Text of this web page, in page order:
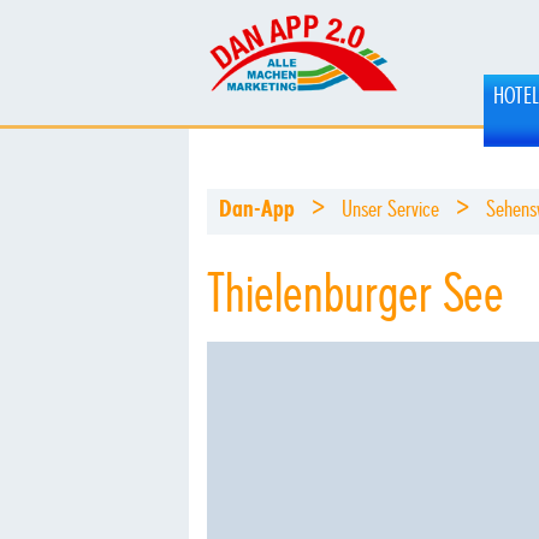
Dan-App > Unser Service >
Thielenburger See